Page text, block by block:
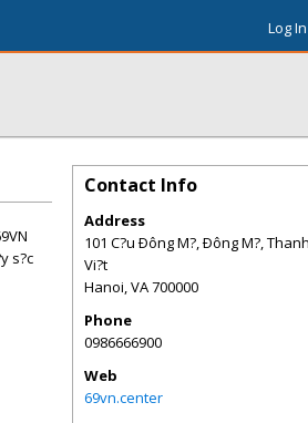
Log In
s?c
Contact Info
Address
101 C?u Ðông M?, Ðông M?,
Vi?t
Hanoi,VA700000
Phone
0986666900
Web
69vn.center